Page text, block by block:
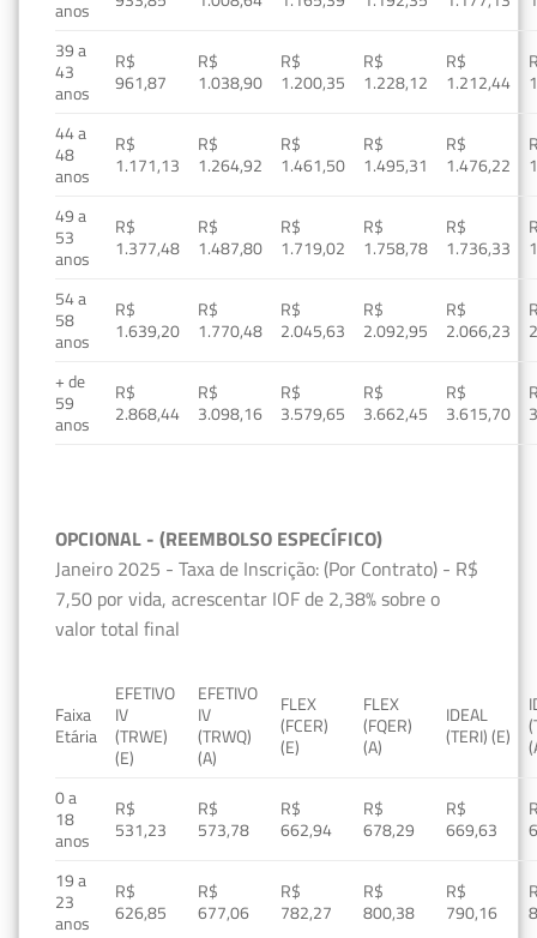
anos
39 a
43
anos
R$
961,87
R$
1.038,90
R$
1.200,35
R$
1.228,12
R$
1.212,44
44 a
48
anos
R$
1.171,13
R$
1.264,92
R$
1.461,50
R$
1.495,31
R$
1.476,22
49 a
53
anos
R$
1.377,48
R$
1.487,80
R$
1.719,02
R$
1.758,78
R$
1.736,33
54 a
58
anos
R$
1.639,20
R$
1.770,48
R$
2.045,63
R$
2.092,95
R$
2.066,23
+ de
59
anos
R$
2.868,44
R$
3.098,16
R$
3.579,65
R$
3.662,45
R$
3.615,70
OPCIONAL - (REEMBOLSO ESPECÍFICO)
Janeiro 2025 - Taxa de Inscrição: (Por Contrato) - R$
7,50 por vida, acrescentar IOF de 2,38% sobre o
valor total final
Faixa
Etária
EFETIVO
IV
(TRWE)
(E)
EFETIVO
IV
(TRWQ)
(A)
FLEX
(FCER)
(E)
FLEX
(FQER)
(A)
IDEAL
(TERI) (E)
0 a
18
anos
R$
531,23
R$
573,78
R$
662,94
R$
678,29
R$
669,63
19 a
23
anos
R$
626,85
R$
677,06
R$
782,27
R$
800,38
R$
790,16